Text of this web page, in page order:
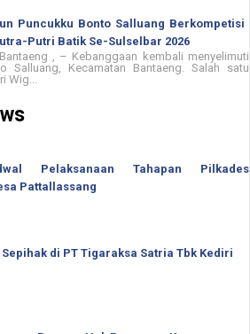
Puncukku Bonto Salluang Berkompetisi
Putri Batik Se-Sulselbar 2026
, – Kebanggaan kembali menyelimuti
Salluang, Kecamatan Bantaeng. Salah satu
Wig...
Pelaksanaan Tahapan Pilkades
Pattallassang
di PT Tigaraksa Satria Tbk Kediri